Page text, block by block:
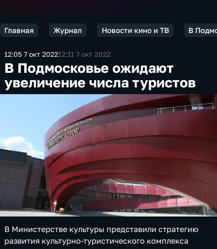
Главная Журнал Новости кино и ТВ В
12:05 7 окт 202212:11 7 окт 2022
В Подмосковье ожидают
увеличение числа туристов
В Министерстве культуры представили стратегию
развития культурно-туристического комплекса